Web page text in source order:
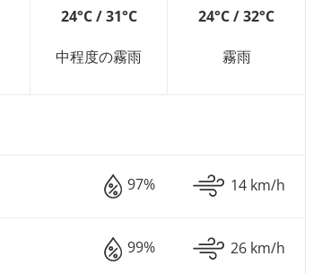
24°C / 31°C
中程度の霧雨
24°C / 32°C
霧雨
97% 14 km/h
99% 26 km/h